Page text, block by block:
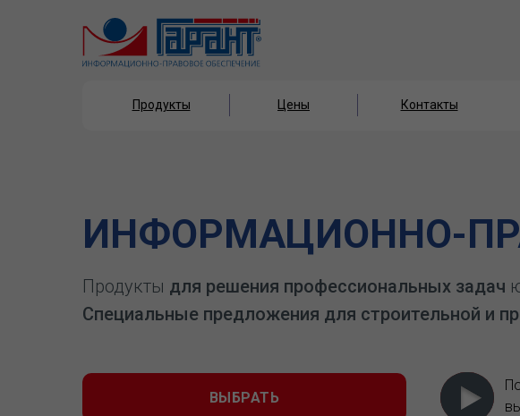
Продукты Цены Контакты
Продукты
ИНФОРМАЦИОННО-
Продукты для решения профессиональных задач
Специальные предложения для строительной и
ВЫБРАТЬ